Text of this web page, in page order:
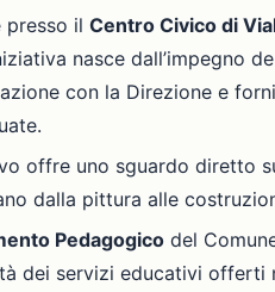
presso il Centro Civico di
nasce dall’impegno
con la Direzione e
offre uno sguardo diretto
dalla pittura alle
Pedagogico del
dei servizi educativi